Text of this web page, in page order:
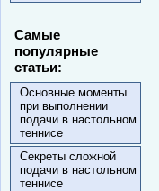
Самые
популярные
статьи:
Основные моменты
при выполнении
подачи в настольном
теннисе
Секреты сложной
подачи в настольном
теннисе